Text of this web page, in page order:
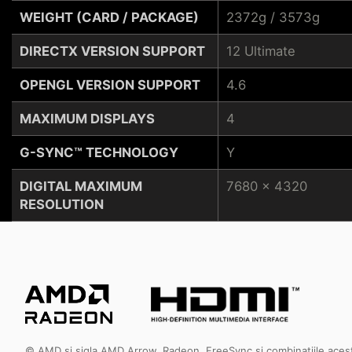
WEIGHT (CARD / PACKAGE)
DIRECTX VERSION SUPPORT
OPENGL VERSION SUPPORT
MAXIMUM DISPLAYS
G-SYNC™ TECHNOLOGY
DIGITAL MAXIMUM
RESOLUTION
2372g / 3573g
12 Ultimate
4.6
4
Y
7680 x 4320